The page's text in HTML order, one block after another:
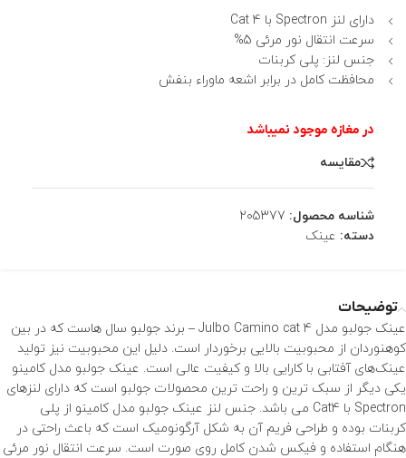
دارای لنز Spectron با Cat 4
سرعت انتقال نور مرئی 5%
جنس لنز: پلی کربنات
محافظت کامل در برابر اشعه ماوراء بنفش
مقایسه
شناسه محصول: 205377
دسته: عینک
توضیحات
عینک جولبو مدل Julbo Camino cat 4 – برند جولبو سال هاست که در بین
کوهنوردان از محبوبیت بالایی برخوردار است. دلیل این محبوبیت نیز تولید
عینک‌های آفتابی با کارایی بالا و کیفیت عالی است. عینک جولبو مدل کامینو
یکی دیگر از سبک ترین و راحت ترین محصولات جولبو است که دارای لنزهای
Spectron با Cat4 می باشد. جنس لنز
عینک جولبو مدل کامینو از پلی
کربنات بوده و طراحی فریم آن به شکل آرگونومیک است که باعث راحتی در
هنگام استفاده و فیکس شدن کامل روی صورت است. سرعت انتقال نور مرئی